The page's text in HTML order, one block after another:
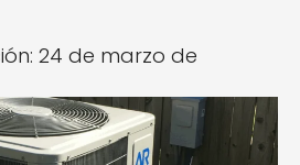
24 de marzo de